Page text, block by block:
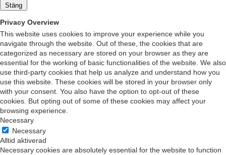
Stäng
Privacy Overview
This website uses cookies to improve your experience while you
navigate through the website. Out of these, the cookies that are
categorized as necessary are stored on your browser as they are
essential for the working of basic functionalities of the website. We also
use third-party cookies that help us analyze and understand how you
use this website. These cookies will be stored in your browser only
with your consent. You also have the option to opt-out of these
cookies. But opting out of some of these cookies may affect your
browsing experience.
Necessary
Necessary
Alltid aktiverad
Necessary cookies are absolutely essential for the website to function